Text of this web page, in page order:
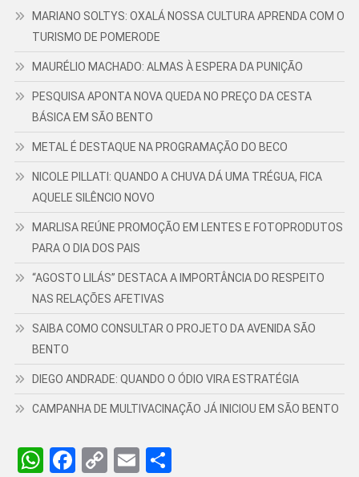
MARIANO SOLTYS: OXALÁ NOSSA CULTURA APRENDA COM O
TURISMO DE POMERODE
MAURÉLIO MACHADO: ALMAS À ESPERA DA PUNIÇÃO
PESQUISA APONTA NOVA QUEDA NO PREÇO DA CESTA
BÁSICA EM SÃO BENTO
METAL É DESTAQUE NA PROGRAMAÇÃO DO BECO
NICOLE PILLATI: QUANDO A CHUVA DÁ UMA TRÉGUA, FICA
AQUELE SILÊNCIO NOVO
MARLISA REÚNE PROMOÇÃO EM LENTES E FOTOPRODUTOS
PARA O DIA DOS PAIS
“AGOSTO LILÁS” DESTACA A IMPORTÂNCIA DO RESPEITO
NAS RELAÇÕES AFETIVAS
SAIBA COMO CONSULTAR O PROJETO DA AVENIDA SÃO
BENTO
DIEGO ANDRADE: QUANDO O ÓDIO VIRA ESTRATÉGIA
CAMPANHA DE MULTIVACINAÇÃO JÁ INICIOU EM SÃO BENTO
WhatsApp
Facebook
CopyEmail